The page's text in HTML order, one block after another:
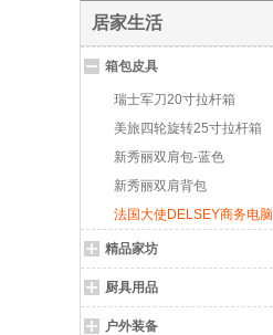
居家生活
箱包皮具
瑞士军刀20寸拉杆箱
美旅四轮旋转25寸拉杆箱
新秀丽双肩包-蓝色
新秀丽双肩背包
法国大使DELSEY商务电脑
精品家坊
厨具用品
户外装备